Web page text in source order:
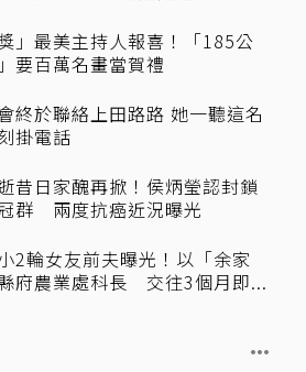
獎」最美主持人報喜！「185公
要百萬名畫當賀禮
終於聯絡上田路路 她一聽這名
掛電話
昔日家醜再掀！侯炳瑩認封鎖
群 兩度抗癌近況曝光
2輪女友前夫曝光！以「余家
府農業處科長 交往3個月即...